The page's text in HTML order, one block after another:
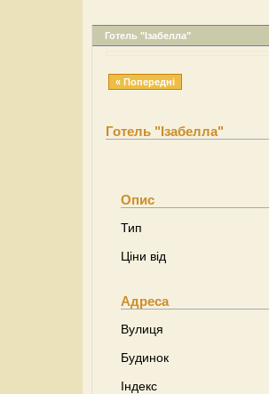
Готель "Ізабелла"
« Попередні
Готель "Ізабелла"
Опис
Тип
Ціни від
Адреса
Вулиця
Будинок
Індекс